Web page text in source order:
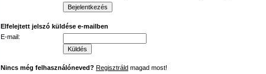
Elfelejtett jelszó küldése e-mailben
E-mail:
Nincs még felhasználóneved? Regisztráld magad most!